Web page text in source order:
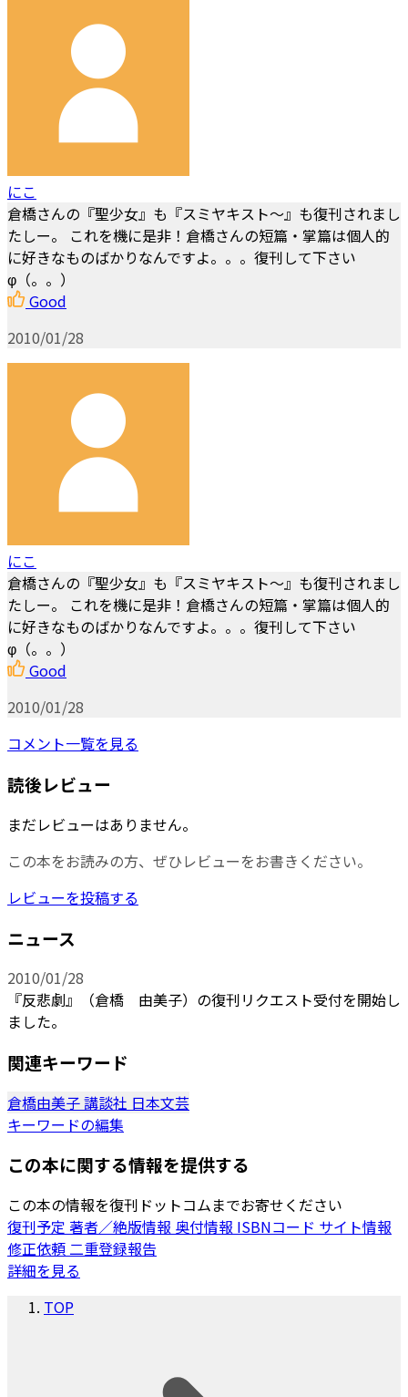
にこ
倉橋さんの『聖少女』も『スミヤキスト～』も復刊されまし
たしー。 これを機に是非！倉橋さんの短篇・掌篇は個人的
に好きなものばかりなんですよ。。。復刊して下さい
φ（。。）
Good
2010/01/28
にこ
倉橋さんの『聖少女』も『スミヤキスト～』も復刊されまし
たしー。 これを機に是非！倉橋さんの短篇・掌篇は個人的
に好きなものばかりなんですよ。。。復刊して下さい
φ（。。）
Good
2010/01/28
コメント一覧を見る
読後レビュー
まだレビューはありません。
この本をお読みの方、ぜひレビューをお書きください。
レビューを投稿する
ニュース
2010/01/28
『反悲劇』（倉橋 由美子）の復刊リクエスト受付を開始し
ました。
関連キーワード
倉橋由美子講談社 日本文芸
キーワードの編集
この本に関する情報を提供する
この本の情報を復刊ドットコムまでお寄せください
復刊予定 著者／絶版情報 奥付情報 ISBNコード サイト情報
修正依頼二重登録報告
詳細を見る
TOP